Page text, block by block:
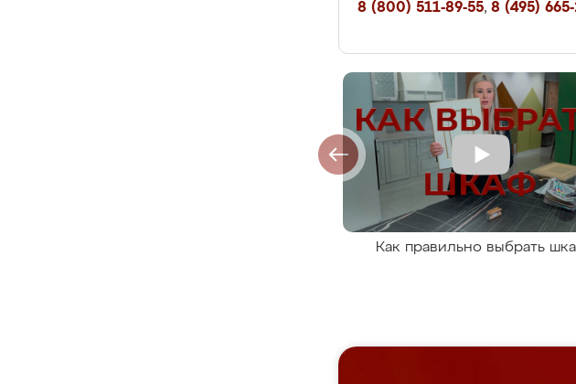
8 (800) 511-89-55, 8 (495)
Как правильно выбрать